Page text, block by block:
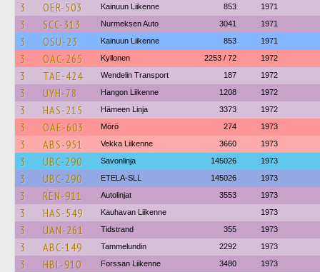
3 OER-503 Kainuun Liikenne 853 1971
3 SCC-313 Nurmeksen Auto 3041 1971
3 OSU-23 Kainuun Liikenne 853 1971
3 OAC-265 Kyllonen 2253 / 72 1972
3 TAE-424 Wendelin Transport 187 1972
3 UYH-78 Hangon Liikenne 1208 1972
3 HAS-215 Hämeen Linja 3373 1972
3 OAE-603 Mörö 274 1973
3 ABS-951 Vekka Liikenne 3660 1973
3 UBC-290 Savonlinja 145026 1973
3 UBC-290 ETELA-SLL 145026 1973
3 REN-911 Autolinjat 3553 1973
3 HAS-549 Kauhavan Liikenne 1973
3 UAN-261 Tidstrand 355 1973
3 ABC-149 Tammelundin 2292 1973
3 HBL-910 Forssan Liikenne 3480 1973